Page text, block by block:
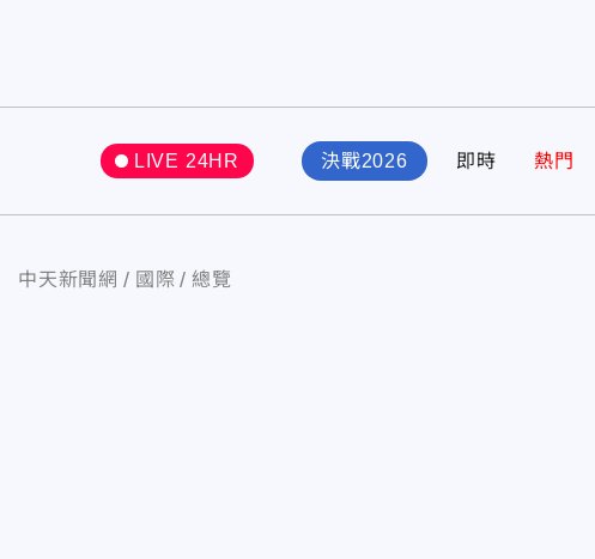
LIVE 24HR 決戰2026 即時 熱門
中天新聞網 國際 總覽